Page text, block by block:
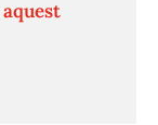
aquest